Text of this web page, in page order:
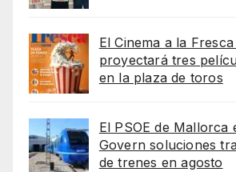
El Cinema a la
proyectará tres
en la plaza de toros
El PSOE de Mallorca
Govern soluciones
de trenes en agosto